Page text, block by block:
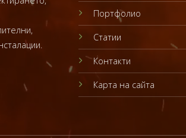
Портфолио
Статии
Контакти
Карта на сайта